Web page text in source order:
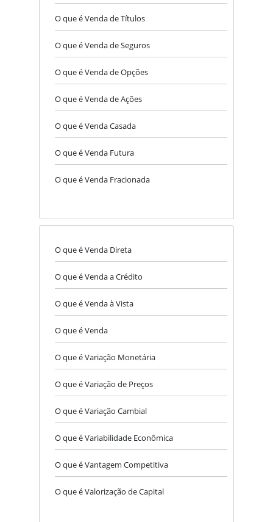
O que é Venda de Títulos
O que é Venda de Seguros
O que é Venda de Opções
O que é Venda de Ações
O que é Venda Casada
O que é Venda Futura
O que é Venda Fracionada
O que é Venda Direta
O que é Venda a Crédito
O que é Venda à Vista
O que é Venda
O que é Variação Monetária
O que é Variação de Preços
O que é Variação Cambial
O que é Variabilidade Econômica
O que é Vantagem Competitiva
O que é Valorização de Capital